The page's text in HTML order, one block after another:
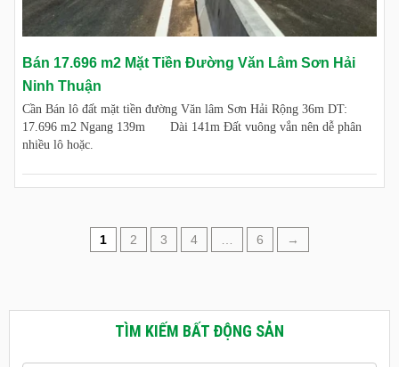
Bán 17.696 m2 Mặt Tiền Đường Văn Lâm Sơn Hải
Ninh Thuận
Cần Bán lô đất mặt tiền đường Văn lâm Sơn Hải Rộng 36m DT:
17.696 m2 Ngang 139m Dài 141m Đất vuông vắn nên dễ phân
nhiều lô hoặc.
1 2 3 4 … 6 →
TÌM KIẾM BẤT ĐỘNG SẢN